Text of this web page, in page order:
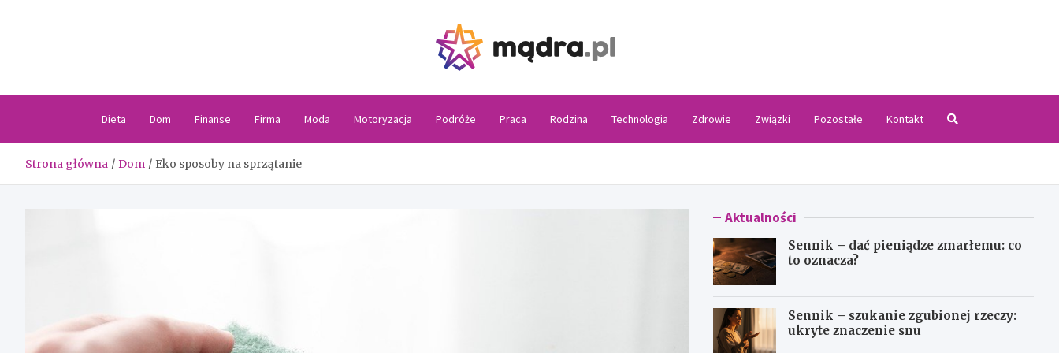
Dieta Dom Finanse Firma Moda Motoryzacja Podróże Praca Rodzina Technologia Zdrowie Związki Pozostałe Kontakt
Strona główna Dom Eko sposoby na sprzątanie
Aktualności
Sennik – dać pieniądze zmarłemu: co
to oznacza?
Sennik – szukanie zgubionej rzeczy:
ukryte znaczenie snu